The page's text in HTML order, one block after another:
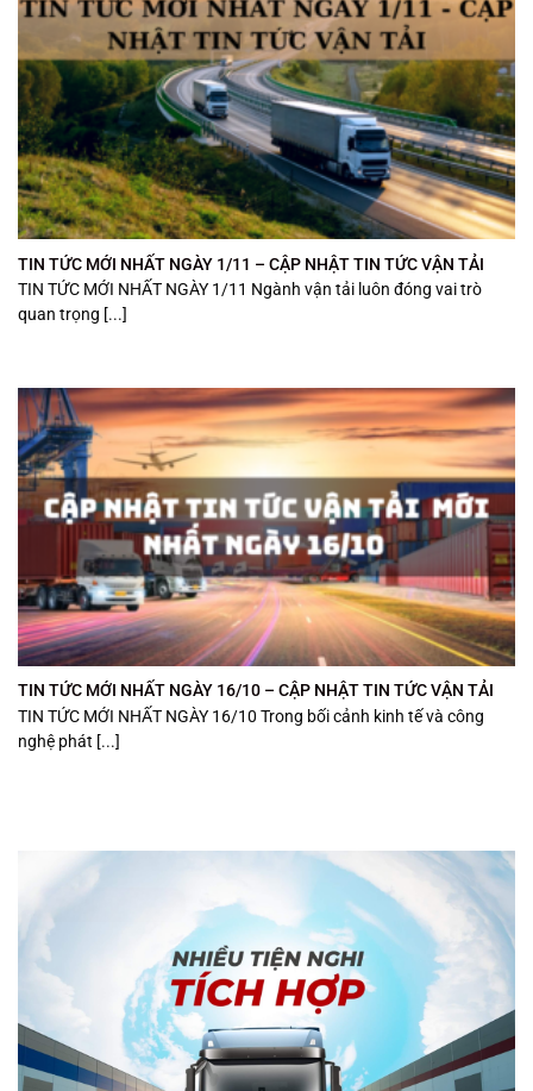
TIN TỨC MỚI NHẤT NGÀY 1/11 – CẬP NHẬT TIN TỨC VẬN TẢI
TIN TỨC MỚI NHẤT NGÀY 1/11 Ngành vận tải luôn đóng vai trò
quan trọng [...]
TIN TỨC MỚI NHẤT NGÀY 16/10 – CẬP NHẬT TIN TỨC VẬN TẢI
TIN TỨC MỚI NHẤT NGÀY 16/10 Trong bối cảnh kinh tế và công
nghệ phát [...]